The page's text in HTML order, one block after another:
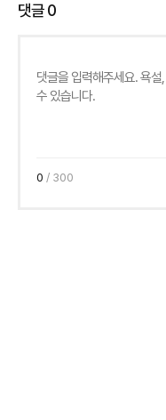
댓글0
0 / 300